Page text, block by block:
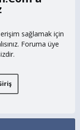
sağlamak için
Foruma üye